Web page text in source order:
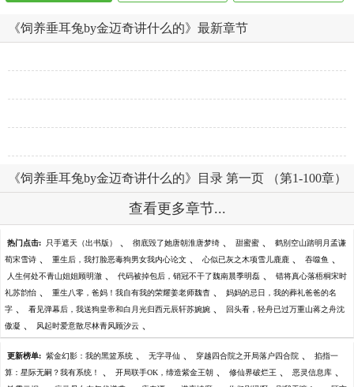
《饲养垂耳兔by金迈奇讲什么的》最新章节
《饲养垂耳兔by金迈奇讲什么的》目录 第一页 （第1-100章）
查看更多章节...
热门点击: 只手遮天（出书版） 、 彻底毁了她唐朝淮唐梦绮 、 甜蜜蜜 、 鹤别空山踏明月孟谦
荀宋雪诗 、 重生后，我打脸恶毒狗男女我内心论文 、 心似已灰之木项雪儿鹿鹿 、 吞噬鱼 、
人生何处不青山姐姐顾明澈 、 代码被掉包后，销冠不干了魏南晨季明磊 、 错将真心落梧桐宋时
礼苏韵怡 、 重生八零，爸妈！我自有我的荣耀姜老师魏杳 、 妈妈的忌日，我的葬礼爸爸的名
字 、 看见弹幕后，我送狗皇帝和白月光归西元辰轩苏婉婉 、 回头看，轻舟已过万重山蒋之舟沈
傲凝 、 风起时爱意散尽林青风顾汐云 、
更新榜单: 紫金幻影：我的黑篮系统 、 无字寻仙 、 穿越四合院之开局落户四合院 、 掐指一
算：星际无嗣？我有系统！ 、 开局联手OK，缔造紫金王朝 、 修仙界破烂王 、 恶灵信息库 、